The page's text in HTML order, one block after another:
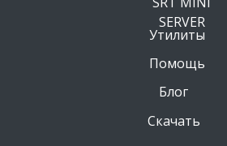
SERVER
Утилиты
Помощь
Блог
Скачать